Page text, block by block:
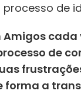
de
Amigos
de
forma a